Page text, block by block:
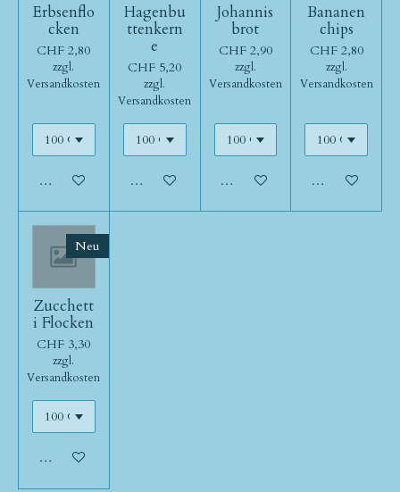
Erbsenflo
cken
CHF 2,80
zzgl.
Versandkosten
In den Warenkorb
Hagenbu
ttenkern
e
CHF 5,20
zzgl.
Versandkosten
In den Warenkorb
Johannis
brot
CHF 2,90
zzgl.
Versandkosten
In den Warenkorb
Bananen
chips
CHF 2,80
zzgl.
Versandkosten
In den
Neu
Zucchett
i Flocken
CHF 3,30
zzgl.
Versandkosten
In den Warenkorb